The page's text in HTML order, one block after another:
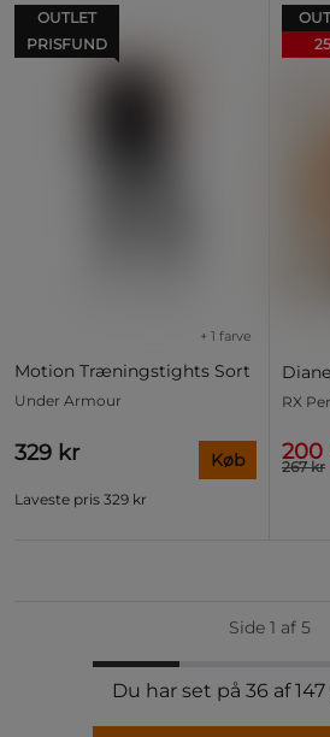
OUTLET
PRISFUND
Motion Træningstights Sort
+ 1 farve
Under Armour
329 kr
Laveste pris 329 kr
Køb
RX
200
267 kr
Side 1 af 5
Du har set på 36 af